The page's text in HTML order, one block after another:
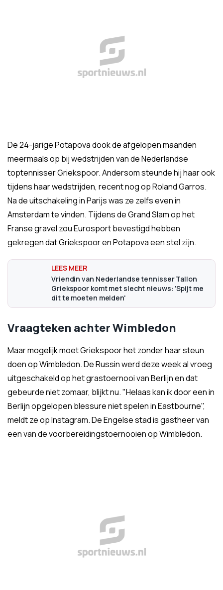
De 24-jarige Potapova dook de afgelopen maanden
meermaals op bij wedstrijden van de Nederlandse
toptennisser Griekspoor. Andersom steunde hij haar ook
tijdens haar wedstrijden, recent nog op Roland Garros.
Na de uitschakeling in Parijs was ze zelfs even in
Amsterdam te vinden. Tijdens de Grand Slam op het
Franse gravel zou Eurosport bevestigd hebben
gekregen dat Griekspoor en Potapova een stel zijn.
Vriendin van Nederlandse tennisser Tallon
Griekspoor komt met slecht nieuws: 'Spijt me
dit te moeten melden'
Vraagteken achter Wimbledon
Maar mogelijk moet Griekspoor het zonder haar steun
doen op Wimbledon. De Russin werd deze week al vroeg
uitgeschakeld op het grastoernooi van Berlijn en dat
gebeurde niet zomaar, blijkt nu. "Helaas kan ik door een in
Berlijn opgelopen blessure niet spelen in Eastbourne",
meldt ze op Instagram. De Engelse stad is gastheer van
een van de voorbereidingstoernooien op Wimbledon.